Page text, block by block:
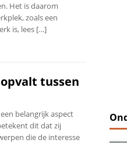
Het is daarom
zoals een
is, lees […]
tussen
belangrijk aspect
dit dat zij
die de interesse